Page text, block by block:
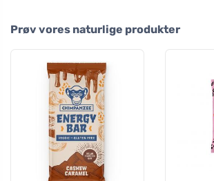
Prøv vores naturlige produkter